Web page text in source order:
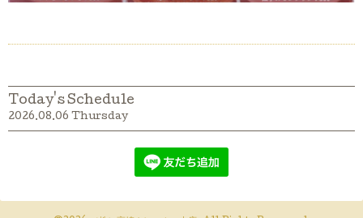
Today's Schedule
2026.08.06 Thursday